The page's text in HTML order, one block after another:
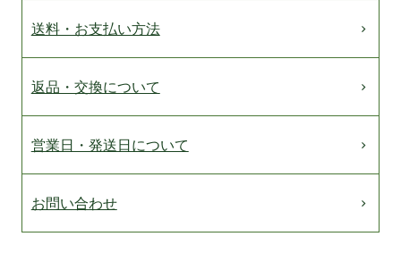
送料・お支払い方法
返品・交換について
営業日・発送日について
お問い合わせ